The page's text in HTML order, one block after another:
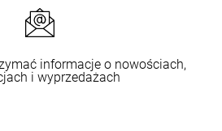
informacje o nowościach,
i wyprzedażach